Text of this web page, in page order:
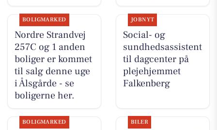
BOLIGMARKED
Nordre Strandvej
257C og 1 anden
boliger er kommet
til salg denne uge
i Ålsgårde - se
boligerne her.
JOBNYT
Social- og
sundhedsassistent
til dagcenter på
plejehjemmet
Falkenberg
BOLIGMARKED BILER